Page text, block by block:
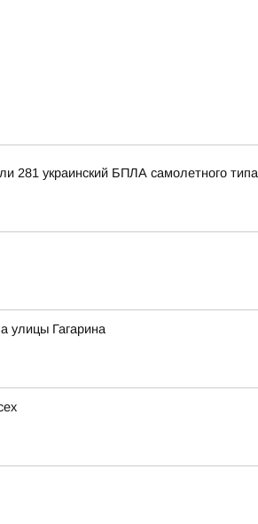
281 украинский БПЛА самолетного типа
улицы Гагарина